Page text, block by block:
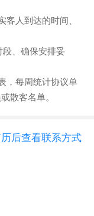
人到达的时间、
、确保安排妥
，每周统计协议单
散客名单。
后查看联系方式